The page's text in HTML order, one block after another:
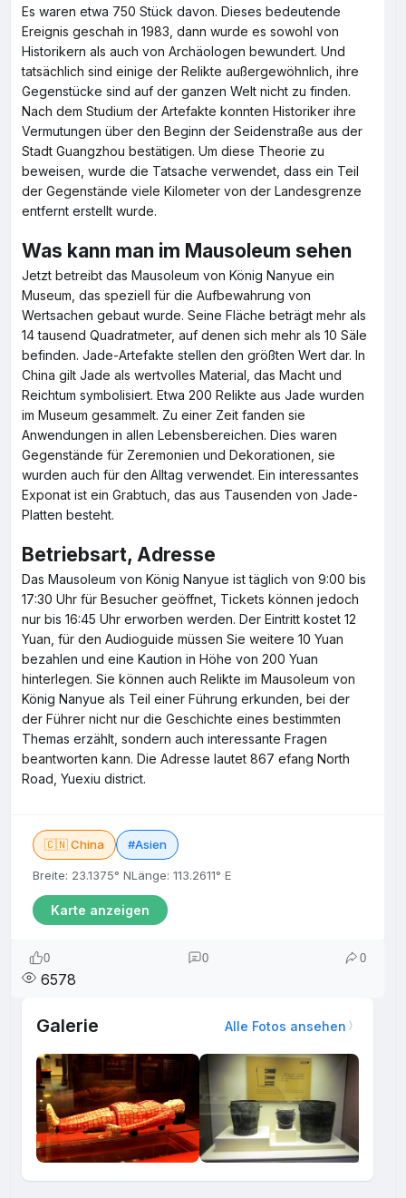
Es waren etwa 750 Stück davon. Dieses bedeutende
Ereignis geschah in 1983, dann wurde es sowohl von
Historikern als auch von Archäologen bewundert. Und
tatsächlich sind einige der Relikte außergewöhnlich, ihre
Gegenstücke sind auf der ganzen Welt nicht zu finden.
Nach dem Studium der Artefakte konnten Historiker ihre
Vermutungen über den Beginn der Seidenstraße aus der
Stadt Guangzhou bestätigen. Um diese Theorie zu
beweisen, wurde die Tatsache verwendet, dass ein Teil
der Gegenstände viele Kilometer von der Landesgrenze
entfernt erstellt wurde.
Was kann man im Mausoleum sehen
Jetzt betreibt das Mausoleum von König Nanyue ein
Museum, das speziell für die Aufbewahrung von
Wertsachen gebaut wurde. Seine Fläche beträgt mehr als
14 tausend Quadratmeter, auf denen sich mehr als 10 Säle
befinden. Jade-Artefakte stellen den größten Wert dar. In
China gilt Jade als wertvolles Material, das Macht und
Reichtum symbolisiert. Etwa 200 Relikte aus Jade wurden
im Museum gesammelt. Zu einer Zeit fanden sie
Anwendungen in allen Lebensbereichen. Dies waren
Gegenstände für Zeremonien und Dekorationen, sie
wurden auch für den Alltag verwendet. Ein interessantes
Exponat ist ein Grabtuch, das aus Tausenden von Jade-
Platten besteht.
Betriebsart, Adresse
Das Mausoleum von König Nanyue ist täglich von 9:00 bis
17:30 Uhr für Besucher geöffnet, Tickets können jedoch
nur bis 16:45 Uhr erworben werden. Der Eintritt kostet 12
Yuan, für den Audioguide müssen Sie weitere 10 Yuan
bezahlen und eine Kaution in Höhe von 200 Yuan
hinterlegen. Sie können auch Relikte im Mausoleum von
König Nanyue als Teil einer Führung erkunden, bei der
der Führer nicht nur die Geschichte eines bestimmten
Themas erzählt, sondern auch interessante Fragen
beantworten kann. Die Adresse lautet 867 efang North
Road, Yuexiu district.
🇨🇳 China #Asien
Breite: 23.1375° NLänge: 113.2611° E
Karte anzeigen
0 0 0
6578
Galerie Alle Fotos ansehen